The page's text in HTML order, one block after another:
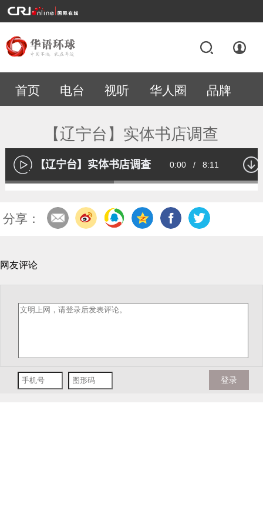
首页 电台 视听 华人圈 品牌
【辽宁台】实体书店调查
播
放
【辽宁台】实体书店调查 Current
0:00 / Duration
8:11
Loaded:
分享：
网友评论
登录